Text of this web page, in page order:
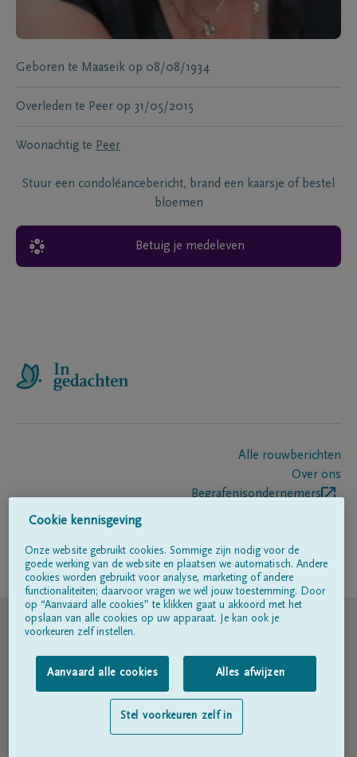
Geboren te Maaseik op 08/08/1934
Overleden te Peer op 31/05/2015
Woonachtig te Peer
Stuur een condoléancebericht, brand een kaarsje of bestel
bloemen
Betuig je medeleven
Alle rouwberichten
Over ons
Begrafenisondernemers
Volg ons op
© DELA
Gebruiksvoorwaarden
Privacyverklaring
Toegankelijkheidsverklaring
Cookie kennisgeving
Onze website gebruikt cookies. Sommige zijn nodig voor de
goede werking van de website en plaatsen we automatisch. Andere
cookies worden gebruikt voor analyse, marketing of andere
functionaliteiten; daarvoor vragen we wél jouw toestemming. Door
op “Aanvaard alle cookies” te klikken gaat u akkoord met het
opslaan van alle cookies op uw apparaat. Je kan ook je
voorkeuren zelf instellen.
Aanvaard alle cookies Alles afwijzen
Stel voorkeuren zelf in